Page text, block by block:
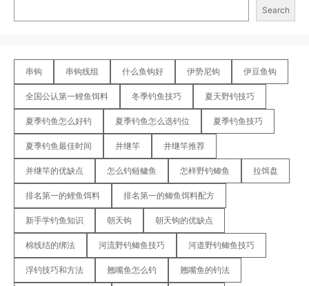
Search
串钩 串钩线组 什么鱼钩好 伊势尼钩 伊豆鱼钩
全国公认第一鲤鱼饵料 冬季钓鱼技巧 夏天野钓技巧
夏季钓鱼怎么好钓 夏季钓鱼怎么选钓位 夏季钓鱼技巧
夏季钓鱼最佳时间 并继竿 并继竿推荐
并继竿的优缺点 怎么钓鲢鳙鱼 怎样野钓鲫鱼 拉饵盘
排名第一的鲤鱼饵料 排名第一的鲫鱼饵料配方
新手学钓鱼知识 朝天钩 朝天钩的优缺点
棉线结的绑法 河流野钓鲫鱼技巧 河道野钓鲫鱼技巧
浮钓技巧和方法 翘嘴鱼怎么钓 翘嘴鱼的钓法